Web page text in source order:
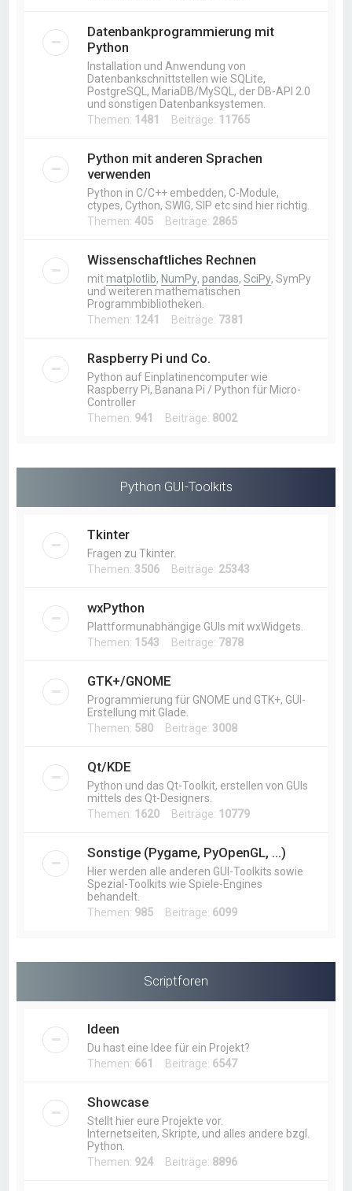
Datenbankprogrammierung mit
Python
Installation und Anwendung von
Datenbankschnittstellen wie SQLite,
PostgreSQL, MariaDB/MySQL, der DB-API 2.0
und sonstigen Datenbanksystemen.
Themen: 1481 Beiträge: 11765
Python mit anderen Sprachen
verwenden
Python in C/C++ embedden, C-Module,
ctypes, Cython, SWIG, SIP etc sind hier richtig.
Themen:405 Beiträge: 2865
Wissenschaftliches Rechnen
mitmatplotlib, NumPy,pandas,SciPy, SymPy
und weiteren mathematischen
Programmbibliotheken.
Themen: 1241 Beiträge: 7381
Raspberry Pi und Co.
Python auf Einplatinencomputer wie
Raspberry Pi, Banana Pi / Python für Micro-
Controller
Themen: 941 Beiträge: 8002
Python GUI-Toolkits
Tkinter
Fragen zu Tkinter.
Themen: 3506 Beiträge: 25343
wxPython
Plattformunabhängige GUIs mit wxWidgets.
Themen: 1543 Beiträge: 7878
GTK+/GNOME
Programmierung für GNOME und GTK+, GUI-
Erstellung mit Glade.
Themen: 580 Beiträge: 3008
Qt/KDE
Python und das Qt-Toolkit, erstellen von GUIs
mittels des Qt-Designers.
Themen: 1620 Beiträge: 10779
Sonstige (Pygame, PyOpenGL, ...)
Hier werden alle anderen GUI-Toolkits sowie
Spezial-Toolkits wie Spiele-Engines
behandelt.
Themen: 985 Beiträge: 6099
Scriptforen
Ideen
Du hast eine Idee für ein Projekt?
Themen: 661 Beiträge: 6547
Showcase
Stellt hier eure Projekte vor.
Internetseiten, Skripte, und alles andere bzgl.
Python.
Themen: 924 Beiträge: 8896